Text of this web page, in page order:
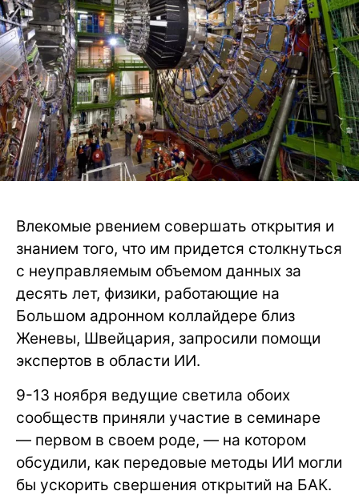
Влекомые рвением совершать открытия и
знанием того, что им придется столкнуться
с неуправляемым объемом данных за
десять лет, физики, работающие на
Большом адронном коллайдере близ
Женевы, Швейцария, запросили помощи
экспертов в области ИИ.
9-13 ноября ведущие светила обоих
сообществ приняли участие в семинаре
— первом в своем роде, — на котором
обсудили, как передовые методы ИИ могли
бы ускорить свершения открытий на БАК.